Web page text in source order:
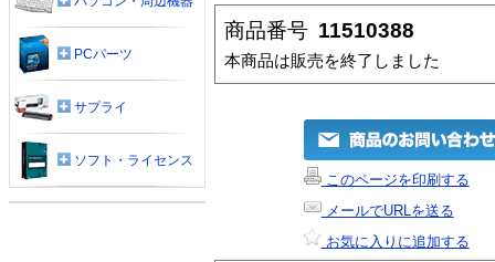
商品番号 11510388
本商品は販売を終了しました
このページを印刷する
メールでURLを送る
お気に入りに追加する
PCパーツ
サプライ
ソフト・ライセンス